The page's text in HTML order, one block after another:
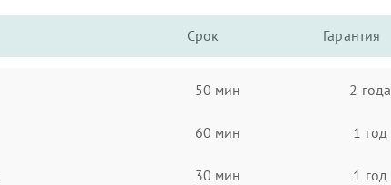
Срок Гарантия
50 мин 2 года
60 мин 1 год
30 мин 1 год